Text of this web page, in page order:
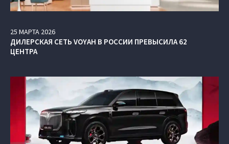
25 МАРТА 2026
ДИЛЕРСКАЯ СЕТЬ VOYAH В РОССИИ ПРЕВЫСИЛА 62
ЦЕНТРА